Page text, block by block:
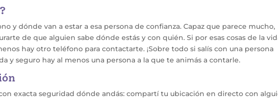
y dónde van a estar a esa persona de confianza. Capaz que parece mucho,
de que alguien sabe dónde estás y con quién. Si por esas cosas de la
hay otro teléfono para contactarte. ¡Sobre todo si salís con una persona
y seguro hay al menos una persona a la que te animás a contarle.
exacta seguridad dónde andás: compartí tu ubicación en directo con